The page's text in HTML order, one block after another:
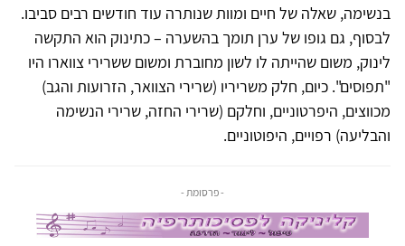
בנשימה, שאלה של חיים ומוות שנותרה עוד חודשים רבים סביבו.
לבסוף, גם גופו של ערן תומך בהשערה – כתינוק הוא התקשה
לינוק, משום שהייתה לו לשון מחוברת ומשום ששרירי צווארו היו
"תפוסים". כיום, חלק משריריו (שרירי הצוואר, הזרועות והגב)
מכווצים, היפרטוניים, וחלקם (שרירי החזה, שרירי הנשימה
והבליעה) רפויים, היפוטוניים.
- פרסומת -